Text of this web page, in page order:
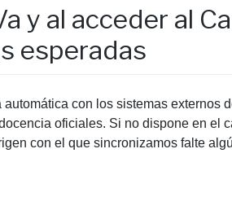
y al acceder al
esperadas
con los sistemas
oficiales. Si no dispone en el
con el que sincronizamos falte